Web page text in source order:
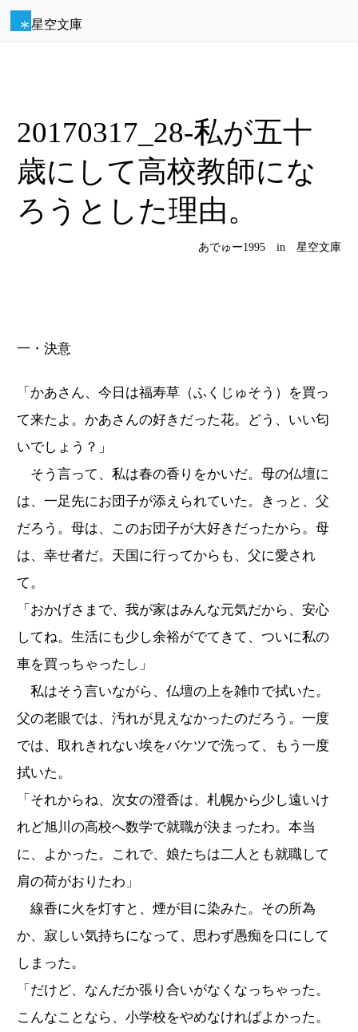
星空文庫
20170317_28-私が五十
歳にして高校教師にな
ろうとした理由。
あでゅー1995 in 星空文庫
一・決意
「かあさん、今日は福寿草（ふくじゅそう）を買っ
て来たよ。かあさんの好きだった花。どう、いい匂
いでしょう？」
そう言って、私は春の香りをかいだ。母の仏壇に
は、一足先にお団子が添えられていた。きっと、父
だろう。母は、このお団子が大好きだったから。母
は、幸せ者だ。天国に行ってからも、父に愛され
て。
「おかげさまで、我が家はみんな元気だから、安心
してね。生活にも少し余裕がでてきて、ついに私の
車を買っちゃったし」
私はそう言いながら、仏壇の上を雑巾で拭いた。
父の老眼では、汚れが見えなかったのだろう。一度
では、取れきれない埃をバケツで洗って、もう一度
拭いた。
「それからね、次女の澄香は、札幌から少し遠いけ
れど旭川の高校へ数学で就職が決まったわ。本当
に、よかった。これで、娘たちは二人とも就職して
肩の荷がおりたわ」
線香に火を灯すと、煙が目に染みた。その所為
か、寂しい気持ちになって、思わず愚痴を口にして
しまった。
「だけど、なんだか張り合いがなくなっちゃった。
こんなことなら、小学校をやめなければよかった。